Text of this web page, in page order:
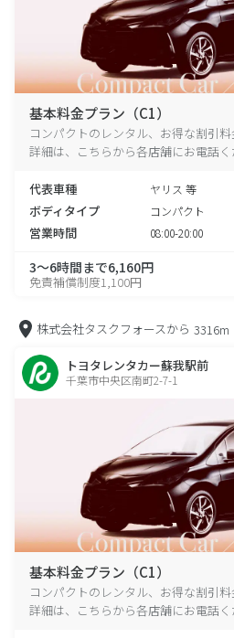
基本料金プラン（C1）
コンパクトのレンタル、お得な割引
詳細は、こちらから各店舗にお電話く
代表車種 ヤリス 等
ボディタイプ コンパクト
営業時間 08:00-20:00
3～6時間まで6,160円
免責補償制度1,100円
株式会社タスクフォースから 3316m
トヨタレンタカー蘇我駅前
千葉市中央区南町2-7-1
基本料金プラン（C1）
コンパクトのレンタル、お得な割引
詳細は、こちらから各店舗にお電話く